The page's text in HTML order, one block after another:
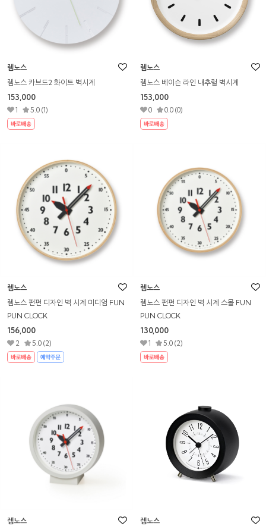
렘노스
렘노스 카브드2 화이트 벽시계
153,000
1 5.0 (1)
렘노스
렘노스 베이슨 라인 내추럴 벽시계
153,000
0 0.0 (0)
렘노스
렘노스 펀펀 디자인 벽 시계 미디엄 FUN
PUN CLOCK
156,000
2 5.0 (2)
렘노스
렘노스 펀펀 디자인 벽 시계 스몰 FUN
PUN CLOCK
130,000
1 5.0 (2)
렘노스
렘노스